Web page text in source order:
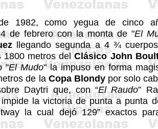
1982, como yegua de cinco
de febrero con la monta de "El
llegando segunda a 4 ¾
metros delClásico John
"El Mudo" la impuso en forma
de la Copa Blondypor solo
Daytri que, con “El Raudo”
la victoria de punta a punta
la cual dejó 129” exactos